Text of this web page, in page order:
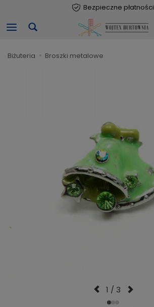
Bezpieczne płatności
biżuteria broszki metalowe
1 / 3